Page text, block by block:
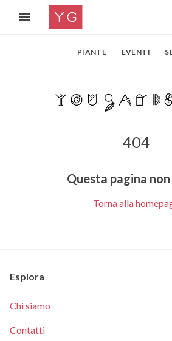
PIANTE EVENTI
404
Questa pagina
Torna alla
Esplora
Chi siamo
Contatti